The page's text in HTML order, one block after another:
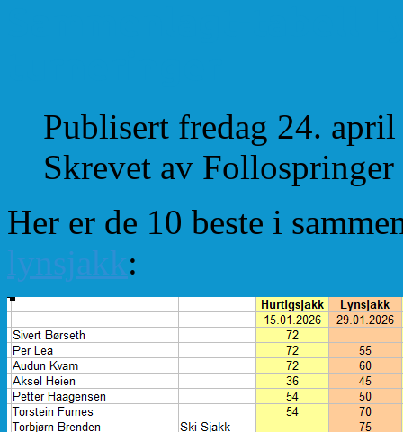
Publisert fredag 24.
Skrevet av Follospringer
Her er de 10 beste i
lynsjakk: